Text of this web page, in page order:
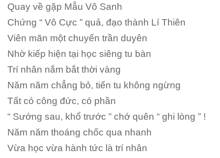
Quay về gặp Mẫu Vô Sanh
Chứng “ Vô Cực ” quả, đạo thành Lí Thiên
Viên mãn một chuyến trần duyên
Nhờ kiếp hiện tại học siêng tu bàn
Trí nhân nắm bắt thời vàng
Năm năm chẳng bỏ, tiến tu không ngừng
Tất có công đức, có phần
“ Sướng sau, khổ trước ” chớ quên “ ghi lòng ” !
Năm năm thoáng chốc qua nhanh
Vừa học vừa hành tức là trí nhân